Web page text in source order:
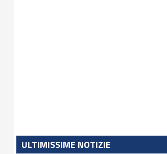
ULTIMISSIME NOTIZIE